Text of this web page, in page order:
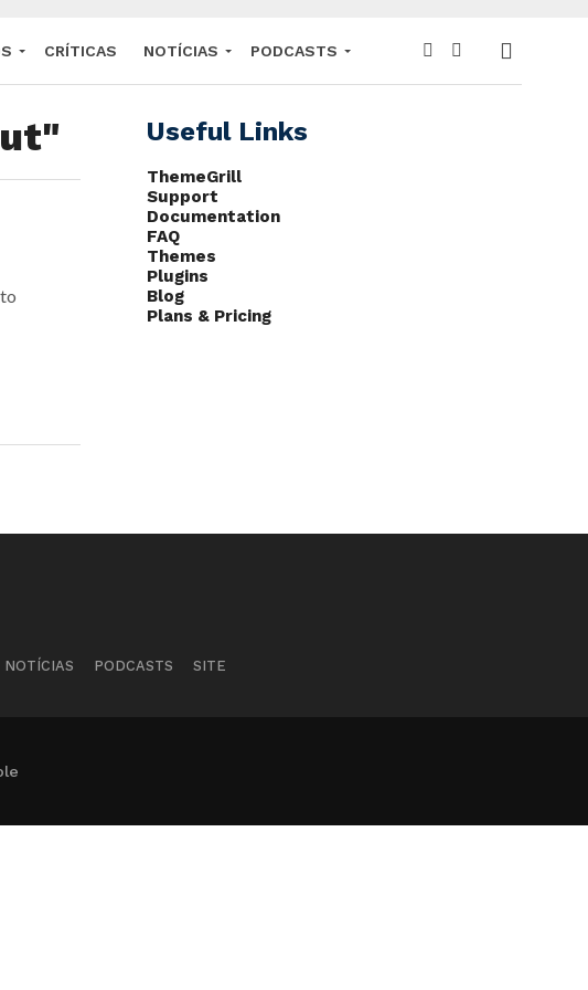
CRÍTICAS NOTÍCIAS PODCASTS
Useful Links
ThemeGrill
Support
Documentation
FAQ
Themes
Plugins
Blog
Plans & Pricing
NOTÍCIAS PODCASTS SITE